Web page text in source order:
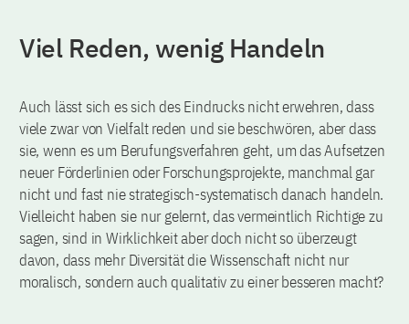
Viel Reden, wenig Handeln
Auch lässt sich es sich des Eindrucks nicht erwehren, dass
viele zwar von Vielfalt reden und sie beschwören, aber dass
sie, wenn es um Berufungsverfahren geht, um das Aufsetzen
neuer Förderlinien oder Forschungsprojekte, manchmal gar
nicht und fast nie strategisch-systematisch danach handeln.
Vielleicht haben sie nur gelernt, das vermeintlich Richtige zu
sagen, sind in Wirklichkeit aber doch nicht so überzeugt
davon, dass mehr Diversität die Wissenschaft nicht nur
moralisch, sondern auch qualitativ zu einer besseren macht?